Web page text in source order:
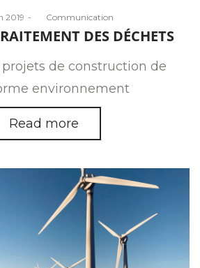
2019 Communication
DES DÉCHETS
de construction de
environnement
Read more